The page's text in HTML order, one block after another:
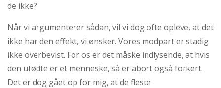
de ikke?
Når vi argumenterer sådan, vil vi dog ofte opleve, at det
ikke har den effekt, vi ønsker. Vores modpart er stadig
ikke overbevist. For os er det måske indlysende, at hvis
den ufødte er et menneske, så er abort også forkert.
Det er dog gået op for mig, at de fleste